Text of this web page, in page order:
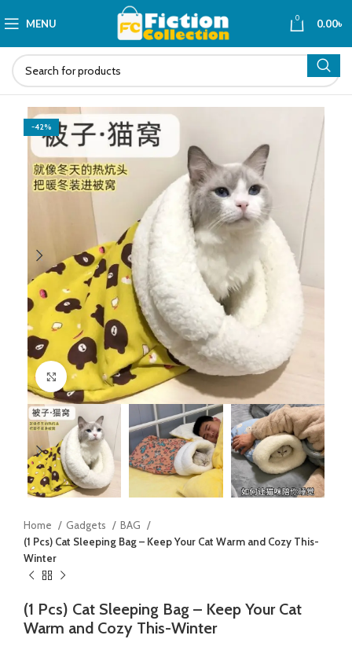
MENU 0 0.00৳
-42%
Click to enlarge
Home Gadgets
BAG
(1 Pcs) Cat Sleeping Bag – Keep Your Cat Warm and Cozy This-
Winter
(1 Pcs) Cat Sleeping Bag – Keep Your Cat
Warm and Cozy This-Winter